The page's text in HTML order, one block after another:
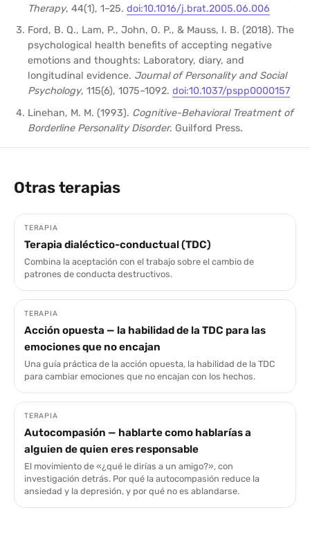
Therapy, 44(1), 1–25. doi:10.1016/j.brat.2005.06.006
Ford, B. Q., Lam, P., John, O. P., & Mauss, I. B. (2018). The
psychological health benefits of accepting negative
emotions and thoughts: Laboratory, diary, and
longitudinal evidence. Journal of Personality and Social
Psychology, 115(6), 1075–1092. doi:10.1037/pspp0000157
Linehan, M. M. (1993). Cognitive-Behavioral Treatment of
Borderline Personality Disorder. Guilford Press.
Otras terapias
TERAPIA
Terapia dialéctico-conductual (TDC)
Combina la aceptación con el trabajo sobre el cambio de
patrones de conducta destructivos.
TERAPIA
Acción opuesta — la habilidad de la TDC para las
emociones que no encajan
Una guía práctica de la acción opuesta, la habilidad de la TDC
para cambiar emociones que no encajan con los hechos.
TERAPIA
Autocompasión — hablarte como hablarías a
alguien de quien eres responsable
El movimiento de «¿qué le dirías a un amigo?», con
investigación detrás. Por qué la autocompasión reduce la
ansiedad y la depresión, y por qué no es ablandarse.